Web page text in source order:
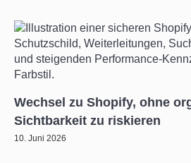
Wechsel zu Shopify, ohne
Sichtbarkeit zu riskieren
10. Juni 2026